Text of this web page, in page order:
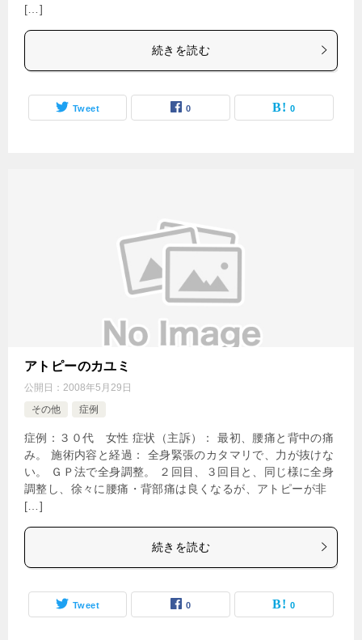
[…]
続きを読む
Tweet 0 0
アトピーのカユミ
公開日： 2008年5月29日
その他
症例
症例：３０代 女性 症状（主訴）： 最初、腰痛と背中の痛
み。 施術内容と経過： 全身緊張のカタマリで、力が抜けな
い。 ＧＰ法で全身調整。 ２回目、３回目と、同じ様に全身
調整し、徐々に腰痛・背部痛は良くなるが、アトピーが非
[…]
続きを読む
Tweet 0 0